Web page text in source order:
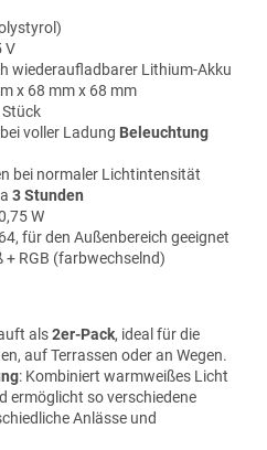
V
wiederaufladbarer Lithium-Akku
x 68 mm x 68 mm
Stück
voller Ladung Beleuchtung
bei normaler Lichtintensität
3 Stunden
W
für den Außenbereich geeignet
+ RGB (farbwechselnd)
als2er-Pack, ideal für die
auf Terrassen oder an Wegen.
: Kombiniert warmweißes Licht
ermöglicht so verschiedene
Anlässe und